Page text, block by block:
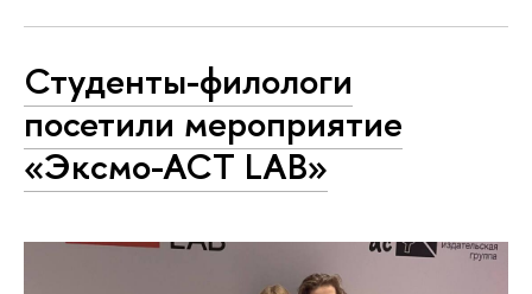
Студенты-филологи
посетили мероприятие
«Эксмо-АСТ LAB»